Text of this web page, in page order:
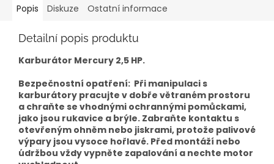
Popis Diskuze Ostatní informace
Detailní popis produktu
Karburátor Mercury 2,5 HP.
Bezpečnostní opatření: Při manipulaci s
karburátory pracujte v dobře větraném prostoru
a chraňte se vhodnými ochrannými pomůckami,
jako jsou rukavice a brýle. Zabraňte kontaktu s
otevřeným ohněm nebo jiskrami, protože palivové
výpary jsou vysoce hořlavé. Před montáží nebo
údržbou vždy vypněte zapalování a nechte motor